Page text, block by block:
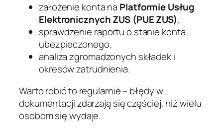
założenie konta na Platformie Usług
Elektronicznych ZUS (PUE ZUS),
sprawdzenie raportu o stanie konta
ubezpieczonego,
analiza zgromadzonych składek i
okresów zatrudnienia.
Warto robić to regularnie – błędy w
dokumentacji zdarzają się częściej, niż wielu
osobom się wydaje.